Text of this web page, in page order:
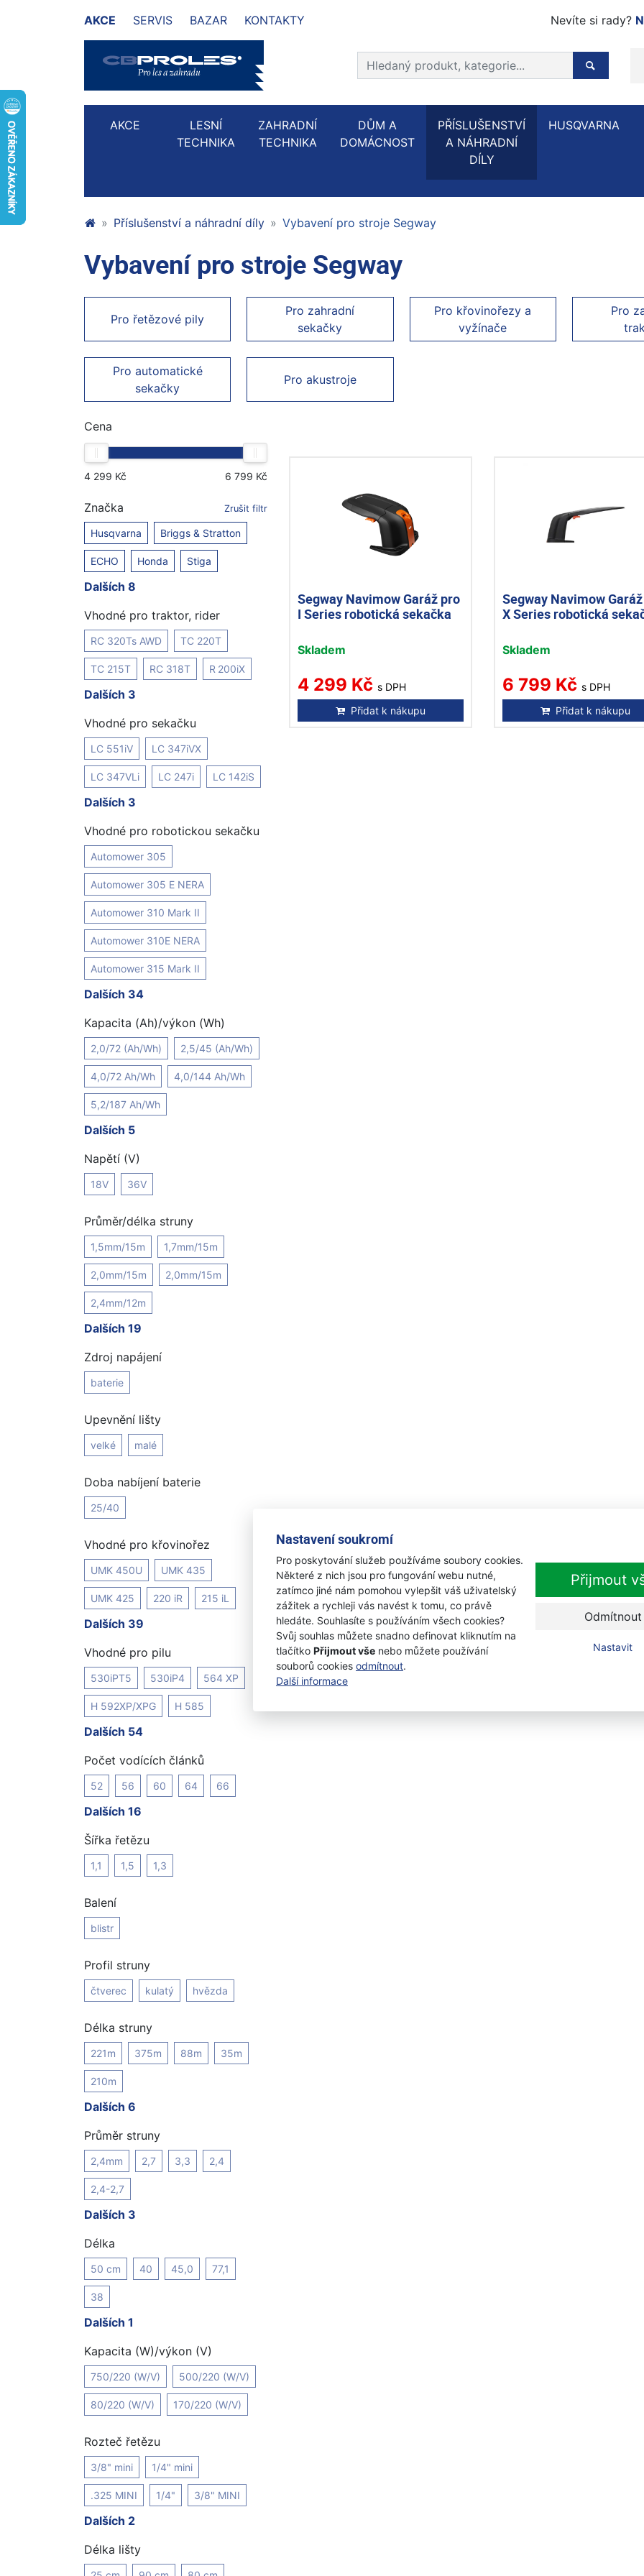
Nastavení soukromí
Pro poskytování služeb používáme soubory cookies.
Některé z nich jsou pro fungování webu nutné,
zatímco jiné nám pomohou vylepšit váš uživatelský
zážitek a rychleji vás navést k tomu, co právě
hledáte. Souhlasíte s používáním všech cookies?
Svůj souhlas můžete snadno definovat kliknutím na
tlačítko Přijmout vše nebo můžete používání
souborů cookies odmítnout.
Další informace
Přijmout
Odmítnout
Nastavit
AKCE SERVIS BAZAR KONTAKTY Nevíte si rady?
Prohledat web
Hledaný
AKCE
LESNÍ
TECHNIKA
ZAHRADNÍ
TECHNIKA
DŮM A
DOMÁCNOST
PŘÍSLUŠENSTVÍ
A NÁHRADNÍ
DÍLY
HUSQVARNA
Příslušenství a náhradní díly Vybavení pro stroje Segway
Vybavení pro stroje Segway
Pro řetězové pily
Pro zahradní
sekačky
Pro křovinořezy a
vyžínače
Pro
Pro automatické
sekačky
Pro akustroje
Cena
Značka Zrušit filtr
Husqvarna Briggs & Stratton
ECHO Honda Stiga
Dalších 8
Vhodné pro traktor, rider
RC 320Ts AWD TC 220T
TC 215T RC 318T R 200iX
Dalších 3
Vhodné pro sekačku
LC 551iV LC 347iVX
LC 347VLi LC 247i LC 142iS
Dalších 3
Vhodné pro robotickou sekačku
Automower 305
Automower 305 E NERA
Automower 310 Mark II
Automower 310E NERA
Automower 315 Mark II
Dalších 34
Kapacita (Ah)/výkon (Wh)
2,0/72 (Ah/Wh) 2,5/45 (Ah/Wh)
4,0/72 Ah/Wh 4,0/144 Ah/Wh
5,2/187 Ah/Wh
Dalších 5
Napětí (V)
18V 36V
Průměr/délka struny
1,5mm/15m 1,7mm/15m
2,0mm/15m 2,0mm/15m
2,4mm/12m
Dalších 19
Zdroj napájení
baterie
Upevnění lišty
velké malé
Doba nabíjení baterie
25/40
Vhodné pro křovinořez
UMK 450U UMK 435
UMK 425 220 iR 215 iL
Dalších 39
Vhodné pro pilu
530iPT5 530iP4 564 XP
H 592XP/XPG H 585
Dalších 54
Počet vodících článků
52 56 60 64 66
Dalších 16
Šířka řetězu
1,1 1,5 1,3
Balení
blistr
Profil struny
čtverec kulatý hvězda
Délka struny
221m 375m 88m 35m
210m
Dalších 6
Průměr struny
2,4mm 2,7 3,3 2,4
2,4-2,7
Dalších 3
Délka
50 cm 40 45,0 77,1
38
Dalších 1
Kapacita (W)/výkon (V)
750/220 (W/V) 500/220 (W/V)
80/220 (W/V) 170/220 (W/V)
Rozteč řetězu
3/8" mini 1/4" mini
.325 MINI 1/4" 3/8" MINI
Dalších 2
Délka lišty
Segway Navimow Garáž pro
I Series robotická sekačka
Skladem
4 299 Kč s DPH
Přidat k nákupu
Segway Navimow
X Series robotická
Skladem
6 799 Kč s DPH
Přidat k nákupu